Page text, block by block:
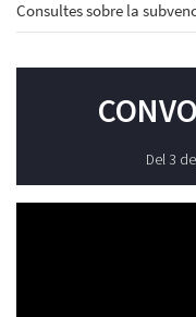
Consultes sobre la
Del 3